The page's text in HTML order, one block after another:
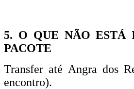
5. O QUE NÃO ESTÁ
PACOTE
Transfer até Angra dos
encontro).